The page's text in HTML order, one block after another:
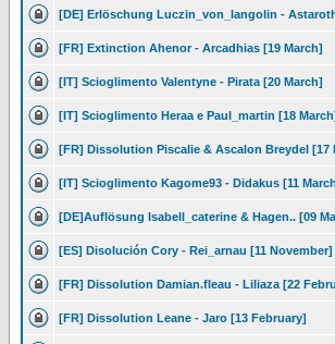
[DE] Erlöschung Luczin_von_langolin -
[FR] Extinction Ahenor - Arcadhias [19 March]
[IT] Scioglimento Valentyne - Pirata [20 March]
[IT] Scioglimento Heraa e Paul_martin [18
[FR] Dissolution Piscalie & Ascalon Breydel [17
[IT] Scioglimento Kagome93 - Didakus [11
[DE]Auflösung Isabell_caterine & Hagen.. [09
[ES] Disolución Cory - Rei_arnau [11 November]
[FR] Dissolution Damian.fleau - Liliaza [22
[FR] Dissolution Leane - Jaro [13 February]